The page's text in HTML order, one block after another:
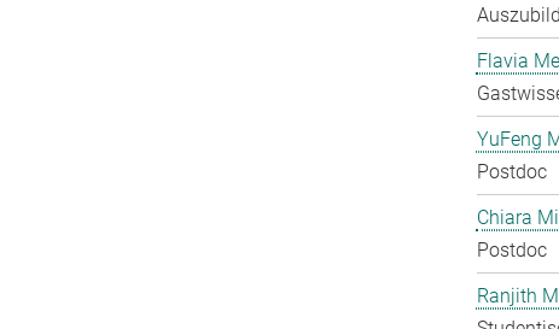
Flavia
YuFeng
Postdoc
Chiara
Postdoc
Ranjith